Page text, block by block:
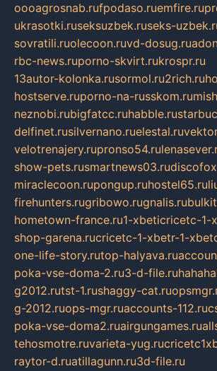
oooagrosnab.rufpodaso.ruemfire.ru
ukrasotki.ruseksuzbek.ruseks-
sovratili.ruolecoon.ruvd-dosug.ru
rbc-news.ruporno-skvirt.rukrospr.ru
13autor-kolonka.rusormol.ru2rich.ru
hostserve.ruporno-na-russkom.ru
neznobi.rubigfatcc.ruhabble.ru
delfinet.rusilvernano.ruelestal.ru
velotrenajery.rupronso54.ru
show-pets.rusmartnews03.ru
miraclecoon.rupongup.ruhostel65.ru
firehunters.rugribowo.rugnalis.ru
hometown-france.ru1-xbeticricetc-1-
shop-garena.rucricetc-1-xbetr-1-
one-life-story.rutop-halyava.ru
poka-vse-doma-2.ru3-d-file.ru
g2012.rutst-1.rushaggy-cat.ru
g-2012.ruops-mgr.ruaccounts-112.ru
poka-vse-doma2.ruairgungames.ru
tehosmotre.ruvarieta-yug.ru
raytor-d.ruatillagunn.ru3d-file.ru